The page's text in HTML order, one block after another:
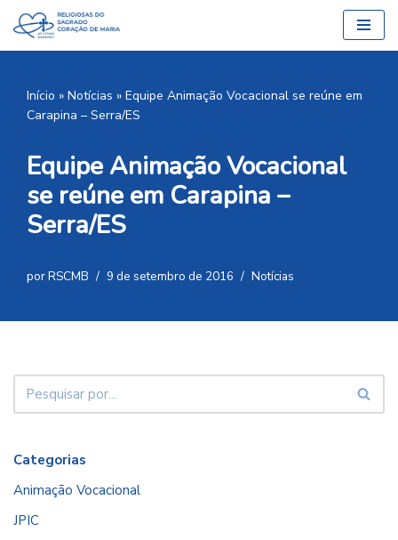
Pular
conteúdo
Início » Notícias » Equipe Animação Vocacional se reúne em
Carapina – Serra/ES
Equipe Animação Vocacional
se reúne em Carapina –
Serra/ES
porRSCMB 9 de setembro de 2016 Notícias
Categorias
Animação Vocacional
JPIC